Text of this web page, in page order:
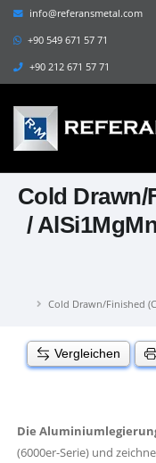
info@referansmetal.com
+90 549 671 57 71
+90 212 671 57 71
Cold Drawn/
/
Cold Drawn/Finished
Vergleichen
Die
(6000er-Serie) und